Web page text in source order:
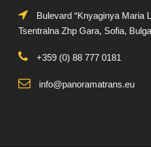
Bulevard “Knyaginya Maria
Tsentralna Zhp Gara, Sofia,
+359 (0) 88 777 0181
info@panoramatrans.eu